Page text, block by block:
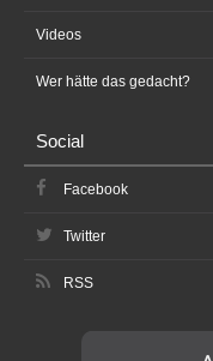
Videos
Wer hätte das gedacht?
Social
Facebook
Twitter
RSS